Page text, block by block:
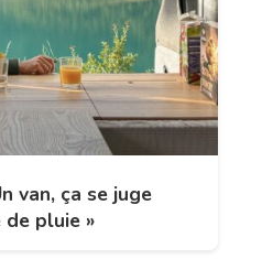
van, ça se juge
de pluie »